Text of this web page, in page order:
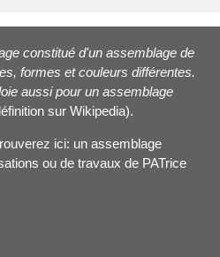
constitué d'un assemblage de
formes et couleurs différentes.
aussi pour un assemblage
sur Wikipedia).
ici: un assemblage
ou de travaux de PATrice